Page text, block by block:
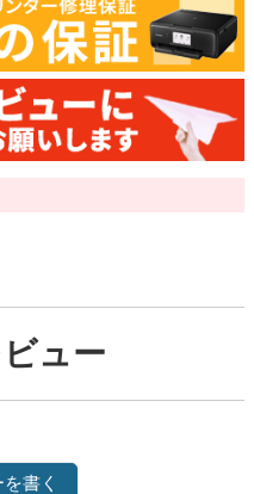
ュー
書く